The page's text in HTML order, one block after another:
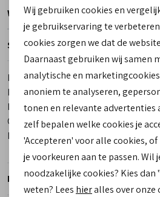
Winkelvoorraad
Specificaties
Merk
Charm
Leveranciercode
W01386
Bestelcode
Categorie
Kleur
Zwart
Retourneren
Analytische cookies
Marketing cookies
Wij gebruiken cookies en
je gebruikservaring te
cookies zorgen we dat de
Daarnaast gebruiken wij samen
analytische en
anoniem te analyseren,
tonen en relevante advertenties
zelf bepalen welke cookies je
'Accepteren' voor alle cookies,
je voorkeuren aan te passen. Wil
noodzakelijke cookies? Kies dan
weten? Lees hieralles over onze